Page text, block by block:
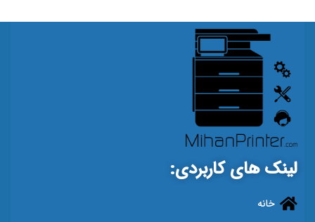
لینک های کاربردی:
خانه